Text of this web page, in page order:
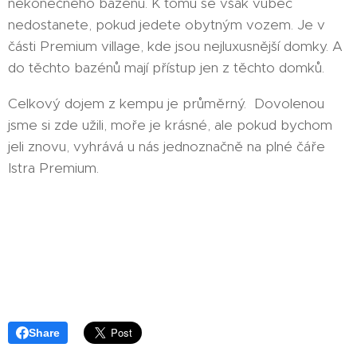
nedostanete, pokud jedete obytným vozem. Je v
části Premium village, kde jsou nejluxusnější domky. A
do těchto bazénů mají přístup jen z těchto domků.
Celkový dojem z kempu je průměrný. Dovolenou
jsme si zde užili, moře je krásné, ale pokud bychom
jeli znovu, vyhrává u nás jednoznačně na plné čáře
Istra Premium.
Share